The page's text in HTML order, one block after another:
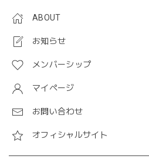
ABOUT
お知らせ
メンバーシップ
マイページ
お問い合わせ
オフィシャルサイト